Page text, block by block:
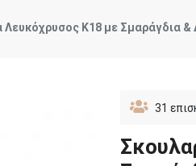
Λευκόχρυσος Κ18 με Σμαράγδια &
31